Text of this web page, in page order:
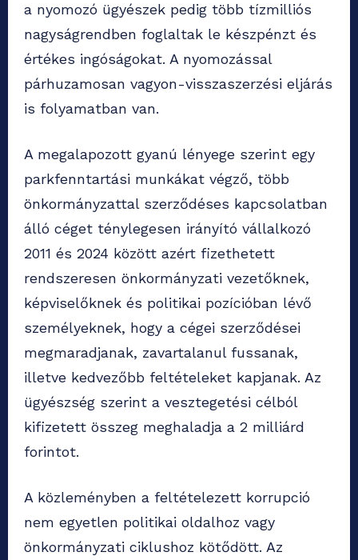
a nyomozó ügyészek pedig több tízmilliós
nagyságrendben foglaltak le készpénzt és
értékes ingóságokat. A nyomozással
párhuzamosan vagyon-visszaszerzési eljárás
is folyamatban van.
A megalapozott gyanú lényege szerint egy
parkfenntartási munkákat végző, több
önkormányzattal szerződéses kapcsolatban
álló céget ténylegesen irányító vállalkozó
2011 és 2024 között azért fizethetett
rendszeresen önkormányzati vezetőknek,
képviselőknek és politikai pozícióban lévő
személyeknek, hogy a cégei szerződései
megmaradjanak, zavartalanul fussanak,
illetve kedvezőbb feltételeket kapjanak. Az
ügyészség szerint a vesztegetési célból
kifizetett összeg meghaladja a 2 milliárd
forintot.
A közleményben a feltételezett korrupció
nem egyetlen politikai oldalhoz vagy
önkormányzati ciklushoz kötődött. Az